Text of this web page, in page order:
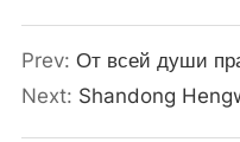
Prev: От всей души празднуйте участие
Next: Shandong Hengwang Group